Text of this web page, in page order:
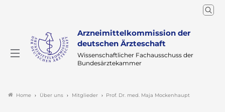
Arzneimittelkommission der
deutschen Ärzteschaft
Wissenschaftlicher Fachausschuss der
Bundesärztekammer
Home Über uns Mitglieder Prof. Dr. med. Maja Mockenhaupt